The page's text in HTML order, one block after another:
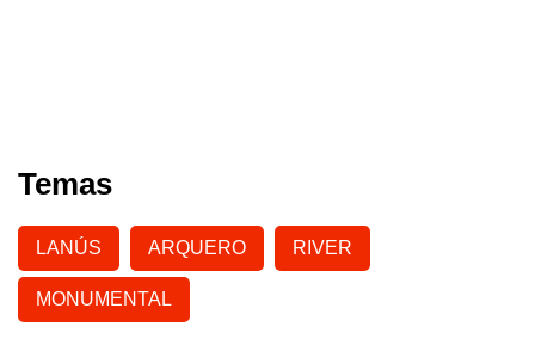
Temas
LANÚS ARQUERO RIVER
MONUMENTAL